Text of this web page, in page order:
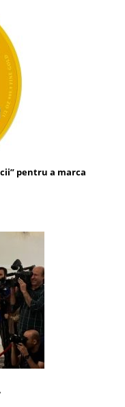
pentru a marca